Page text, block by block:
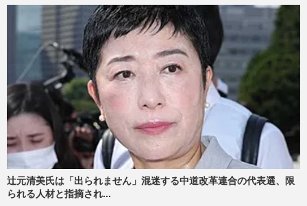
辻元清美氏は「出られません」混迷する中道改革連合の代表選、限
られる人材と指摘され...